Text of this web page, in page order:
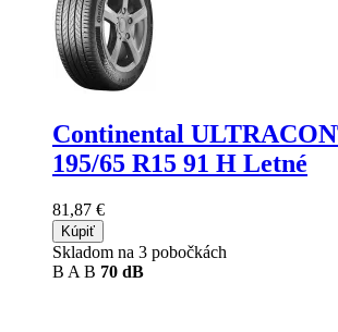
Continental
195/65 R15 91 H Letné
81,87 €
Kúpiť
Skladom na 3 pobočkách
B A B 70 dB